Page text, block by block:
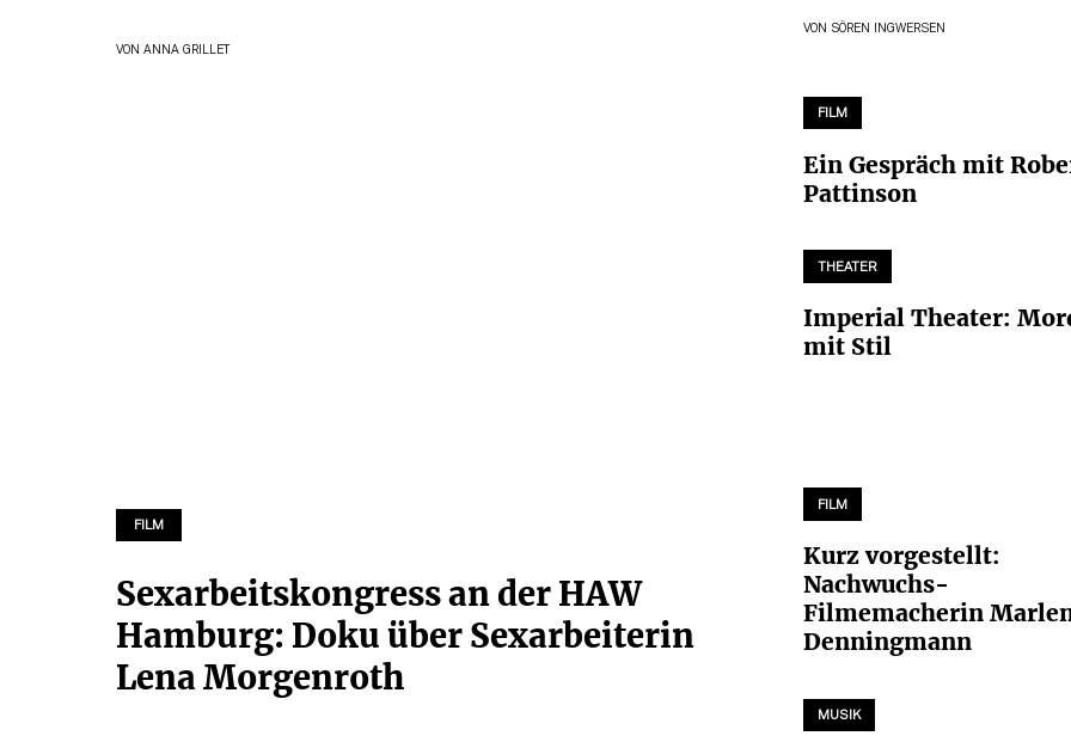
VON ANNA GRILLET
VON SÖREN INGWERSEN
FILM
Ein Gespräch mit
Pattinson
THEATER
Imperial Theater:
mit Stil
FILM
Sexarbeitskongress an der HAW
Hamburg: Doku über Sexarbeiterin
Lena Morgenroth
FILM
Kurz vorgestellt:
Nachwuchs-
Filmemacherin
Denningmann
MUSIK